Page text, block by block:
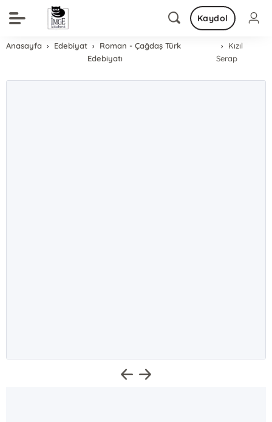
Kaydol
Anasayfa Edebiyat
Roman - Çağdaş Türk
Edebiyatı
Kızıl
Serap